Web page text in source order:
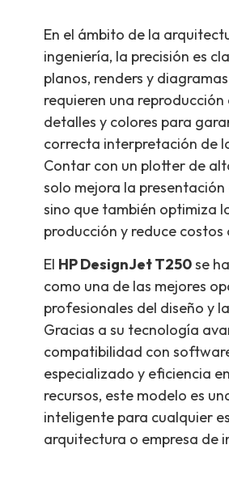
En el ámbito de la
ingeniería, la precisión es
planos, renders y
requieren una
detalles y colores para
correcta interpretación de
Contar con un plotter de
solo mejora la
sino que también optimiza
producción y reduce costos
El HP DesignJet T250se
como una de las mejores
profesionales del diseño y
Gracias a su tecnología
compatibilidad con
especializado y eficiencia
recursos, este modelo es
inteligente para cualquier
arquitectura o empresa de